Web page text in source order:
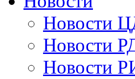
Новости
Новости
Новости